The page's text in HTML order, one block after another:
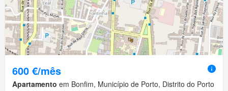
600 €/mês
Apartamento em Bonfim, Município de Porto, Distrito do Porto